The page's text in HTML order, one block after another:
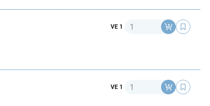
VE 1 Anzahl
VE 1 Anzahl